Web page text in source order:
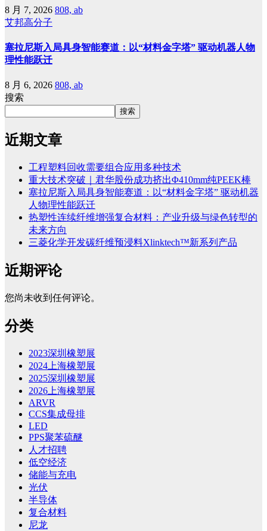
8 月 7, 2026 808, ab
艾邦高分子
塞拉尼斯入局具身智能赛道：以“材料金字塔” 驱动机器人物
理性能跃迁
8 月 6, 2026 808, ab
搜索
搜索
近期文章
工程塑料回收需要组合应用多种技术
重大技术突破｜君华股份成功挤出Φ410mm纯PEEK棒
塞拉尼斯入局具身智能赛道：以“材料金字塔” 驱动机器
人物理性能跃迁
热塑性连续纤维增强复合材料：产业升级与绿色转型的
未来方向
三菱化学开发碳纤维预浸料Xlinktech™新系列产品
近期评论
您尚未收到任何评论。
分类
2023深圳橡塑展
2024上海橡塑展
2025深圳橡塑展
2026上海橡塑展
ARVR
CCS集成母排
LED
PPS聚苯硫醚
人才招聘
低空经济
储能与充电
光伏
半导体
复合材料
尼龙